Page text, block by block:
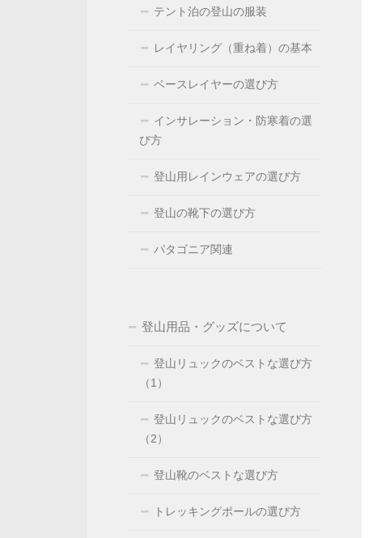
テント泊の登山の服装
レイヤリング（重ね着）の基本
ベースレイヤーの選び方
インサレーション・防寒着の選
び方
登山用レインウェアの選び方
登山の靴下の選び方
パタゴニア関連
登山用品・グッズについて
登山リュックのベストな選び方
（1）
登山リュックのベストな選び方
（2）
登山靴のベストな選び方
トレッキングポールの選び方